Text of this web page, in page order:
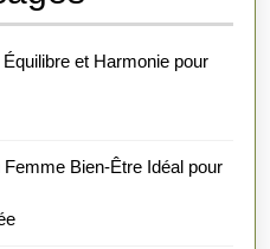
et Harmonie pour
Bien-Être Idéal pour